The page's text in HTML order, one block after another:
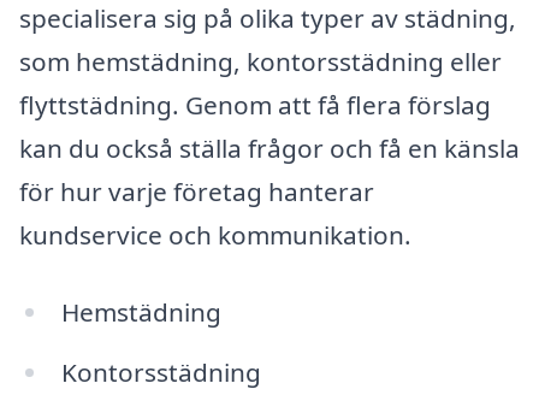
specialisera sig på olika typer av städning,
som hemstädning, kontorsstädning eller
flyttstädning. Genom att få flera förslag
kan du också ställa frågor och få en känsla
för hur varje företag hanterar
kundservice och kommunikation.
Hemstädning
Kontorsstädning